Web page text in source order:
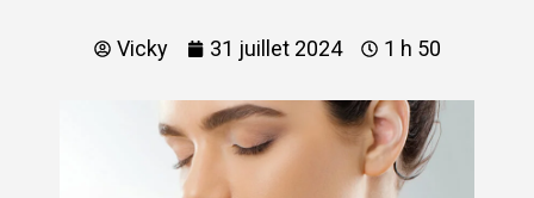
Vicky 31 juillet 2024 1 h 50